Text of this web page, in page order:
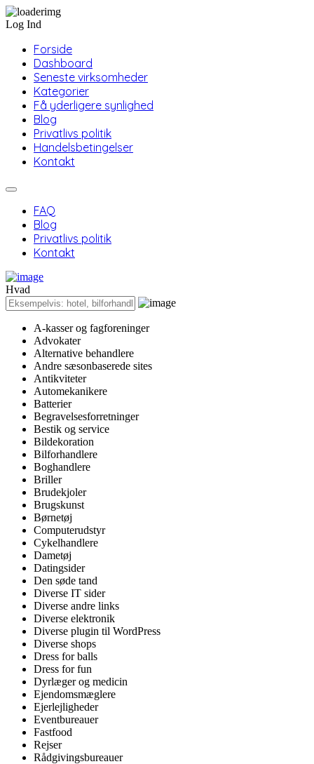
Log Ind
Forside
Dashboard
Seneste virksomheder
Kategorier
Få yderligere synlighed
Blog
Privatlivs politik
Handelsbetingelser
Kontakt
FAQ
Blog
Privatlivs politik
Kontakt
Hvad
A-kasser og fagforeninger
Advokater
Alternative behandlere
Andre sæsonbaserede sites
Antikviteter
Automekanikere
Batterier
Begravelsesforretninger
Bestik og service
Bildekoration
Bilforhandlere
Boghandlere
Briller
Brudekjoler
Brugskunst
Børnetøj
Computerudstyr
Cykelhandlere
Dametøj
Datingsider
Den søde tand
Diverse IT sider
Diverse andre links
Diverse elektronik
Diverse plugin til WordPress
Diverse shops
Dress for balls
Dress for fun
Dyrlæger og medicin
Ejendomsmæglere
Ejerlejligheder
Eventbureauer
Fastfood
Rejser
Rådgivingsbureauer